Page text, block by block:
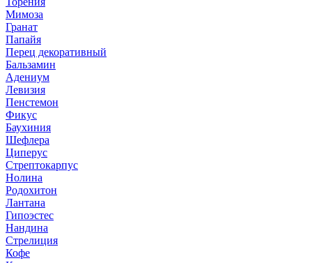
Мимоза
Гранат
Папайя
Перец декоративный
Бальзамин
Адениум
Левизия
Пенстемон
Фикус
Баухиния
Шефлера
Циперус
Стрептокарпус
Нолина
Родохитон
Лантана
Гипоэстес
Нандина
Стрелиция
Кофе